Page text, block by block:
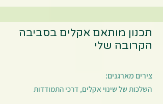
מותאם אקלים, שיכולות לשמש בסיס
למגוון פעילויות לימודיות, שיסייעו
לתלמידים להבין טוב יותר את אתגרי שינוי
האקלים והפתרונות התכנוניים האפשריים.
בשיעורים.
תכנון מותאם אקלים בסביבה
הקרובה שלי
צירים מארגנים:
השלכות של שינוי אקלים, דרכי התמודדות